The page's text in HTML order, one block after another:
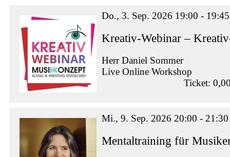
Do., 3. Sep. 2026 19:00 - 19:45
Kreativ-Webinar –
Herr Daniel Sommer
Live Online Workshop
Ticket:
Mi., 9. Sep. 2026 20:00 - 21:30
Mentaltraining für